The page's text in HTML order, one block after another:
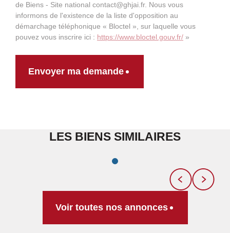
de Biens - Site national contact@ghjai.fr. Nous vous
informons de l'existence de la liste d'opposition au
démarchage téléphonique « Bloctel », sur laquelle vous
pouvez vous inscrire ici : https://www.bloctel.gouv.fr/ »
Envoyer ma demande
LES BIENS SIMILAIRES
Voir toutes nos annonces